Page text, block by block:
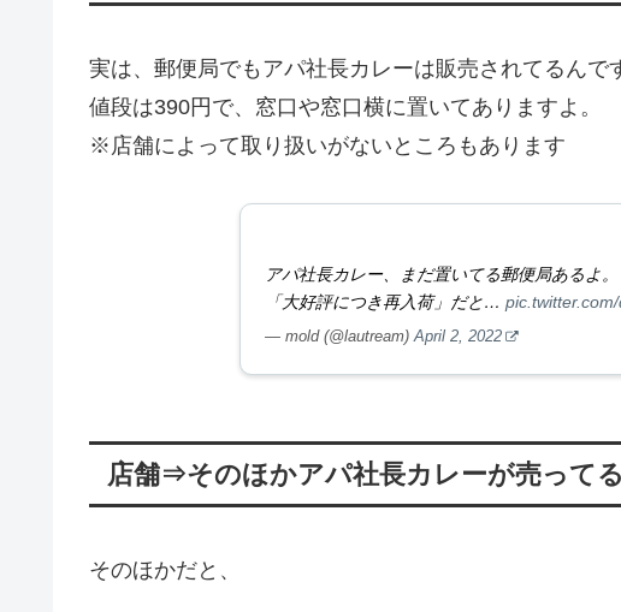
実は、郵便局でもアパ社長カレーは販売されてるんで
値段は390円で、窓口や窓口横に置いてありますよ。
※店舗によって取り扱いがないところもあります
アパ社長カレー、まだ置いてる郵便局あるよ。
「大好評につき再入荷」だと…
— mold (@lautream)April 2, 2022
店舗⇒そのほかアパ社長カレーが売って
そのほかだと、